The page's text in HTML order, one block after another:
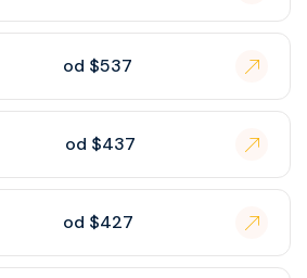
od $537
od $437
od $427